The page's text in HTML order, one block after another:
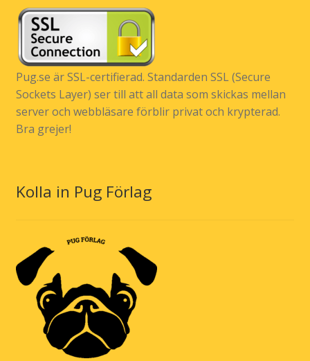
Pug.se är SSL-certifierad. Standarden SSL (Secure
Sockets Layer) ser till att all data som skickas mellan
server och webbläsare förblir privat och krypterad.
Bra grejer!
Kolla in Pug Förlag